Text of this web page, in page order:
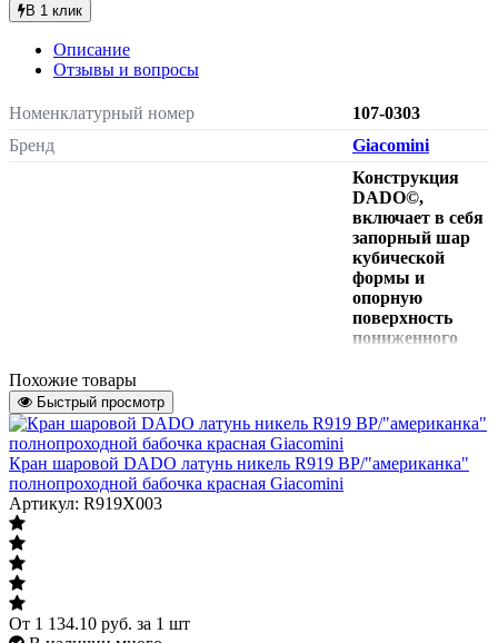
В 1 клик
Описание
Отзывы и вопросы
Номенклатурный номер
107-0303
Бренд
Giacomini
Описание
Конструкция
DADO©,
включает в себя
запорный шар
кубической
формы и
опорную
поверхность
пониженного
отложений, со
временем
возникающих на
элементах
Похожие товары
Быстрый просмотр
Кран шаровой DADO латунь никель R919 ВР/"американка"
полнопроходной бабочка красная Giacomini
Артикул: R919X003
От 1 134.10 руб. за 1 шт